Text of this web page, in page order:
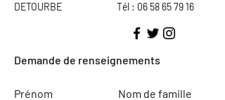
DETOURBE
Tél : 06 58 65 79 16
Demande de renseignements
Prénom Nom de famille